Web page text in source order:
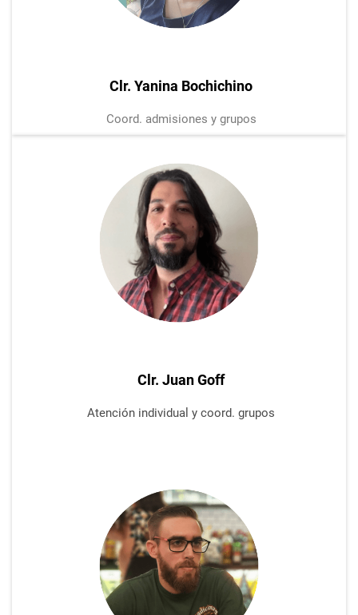
Clr. Yanina Bochichino
Coord. admisiones y grupos
Clr. Juan Goff
Atención individual y coord. grupos